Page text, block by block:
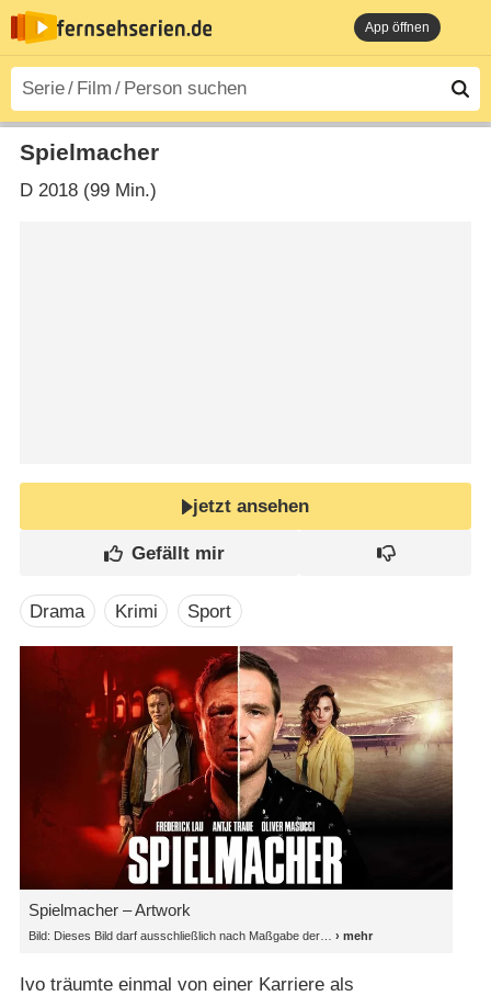
App öffnen
Spielmacher
D2018 (99 Min.)
jetzt ansehen
Drama Krimi Sport
Spielmacher – Artwork
Bild: Dieses Bild darf ausschließlich nach Maßgabe der
Ivo träumte einmal von einer Karriere als